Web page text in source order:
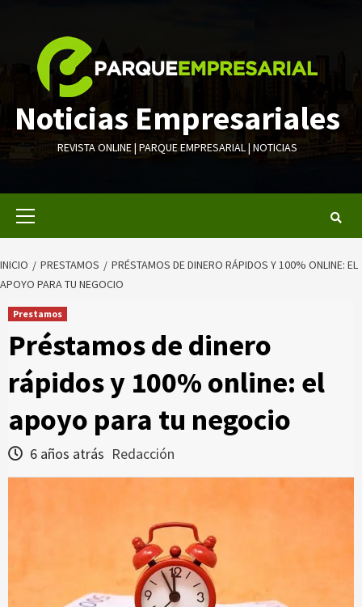
contenido
Noticias Empresariales
REVISTA ONLINE | PARQUE EMPRESARIAL | NOTICIAS
INICIO PRESTAMOS
PRÉSTAMOS DE DINERO RÁPIDOS Y 100% ONLINE: EL
APOYO PARA TU NEGOCIO
Prestamos
Préstamos de dinero
rápidos y 100% online: el
apoyo para tu negocio
6 años atrás Redacción